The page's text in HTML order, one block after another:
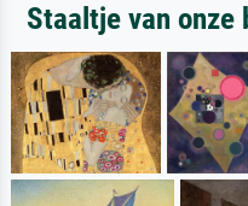
Staaltje van onze